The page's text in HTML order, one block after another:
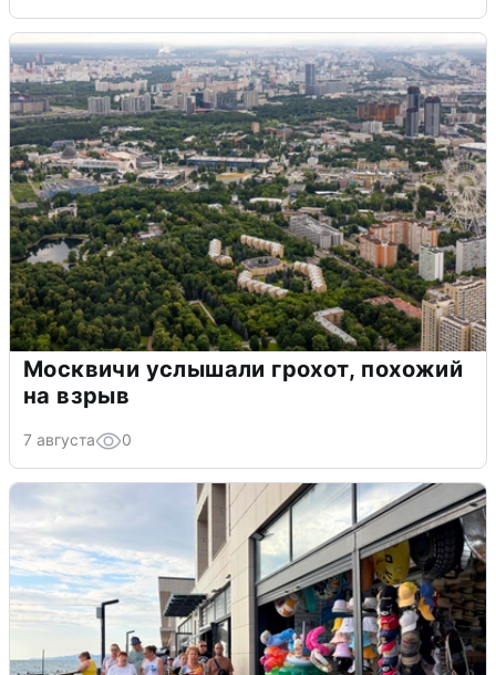
Москвичи услышали грохот, похожий
на взрыв
7 августа 0